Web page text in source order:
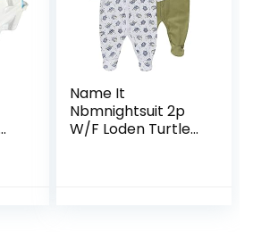
Name It
Nbmnightsuit 2p
W/F Loden Turtle